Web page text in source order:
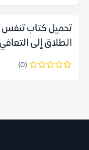
تحميل كتاب
الطلاق إلى
فاطمة المهدي
(0)